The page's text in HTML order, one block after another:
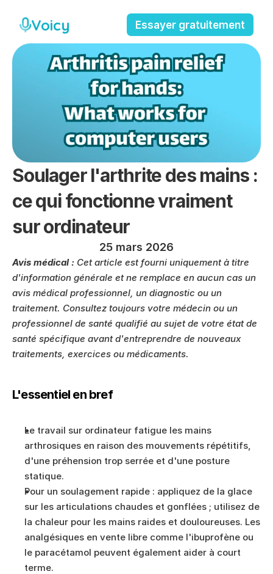
Voicy Essayer gratuitement
Soulager l'arthrite des mains :
ce qui fonctionne vraiment
sur ordinateur
25 mars 2026
Avis médical : Cet article est fourni uniquement à titre
d'information générale et ne remplace en aucun cas un
avis médical professionnel, un diagnostic ou un
traitement. Consultez toujours votre médecin ou un
professionnel de santé qualifié au sujet de votre état de
santé spécifique avant d'entreprendre de nouveaux
traitements, exercices ou médicaments.
L'essentiel en bref
Le travail sur ordinateur fatigue les mains
arthrosiques en raison des mouvements répétitifs,
d'une préhension trop serrée et d'une posture
statique.
Pour un soulagement rapide : appliquez de la glace
sur les articulations chaudes et gonflées ; utilisez de
la chaleur pour les mains raides et douloureuses. Les
analgésiques en vente libre comme l'ibuprofène ou
le paracétamol peuvent également aider à court
terme.